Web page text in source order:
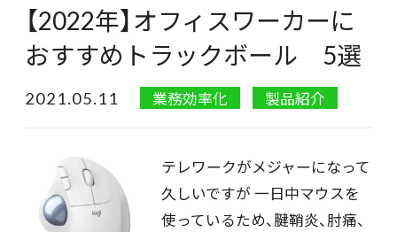
【2022年】オフィスワーカーに
おすすめトラックボール 5選
2021.05.11 業務効率化 製品紹介
テレワークがメジャーになって
久しいですが 一日中マウスを
使っているため、腱鞘炎、肘痛、